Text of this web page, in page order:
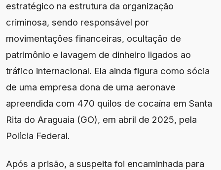
estratégico na estrutura da organização
criminosa, sendo responsável por
movimentações financeiras, ocultação de
patrimônio e lavagem de dinheiro ligados ao
tráfico internacional. Ela ainda figura como sócia
de uma empresa dona de uma aeronave
apreendida com 470 quilos de cocaína em Santa
Rita do Araguaia (GO), em abril de 2025, pela
Polícia Federal.
Após a prisão, a suspeita foi encaminhada para